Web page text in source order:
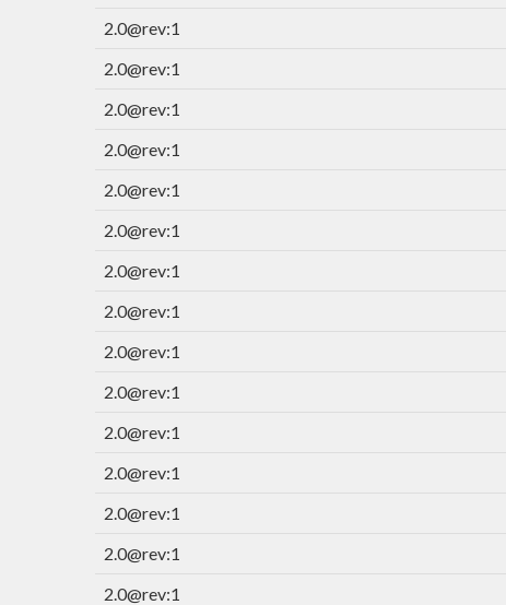
2.0@rev:1
2.0@rev:1
2.0@rev:1
2.0@rev:1
2.0@rev:1
2.0@rev:1
2.0@rev:1
2.0@rev:1
2.0@rev:1
2.0@rev:1
2.0@rev:1
2.0@rev:1
2.0@rev:1
2.0@rev:1
2.0@rev:1